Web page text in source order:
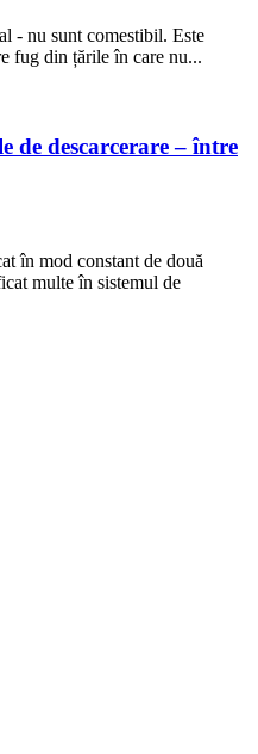
- nu sunt comestibil. Este
fug din țările în care nu...
de descarcerare – între
în mod constant de două
multe în sistemul de